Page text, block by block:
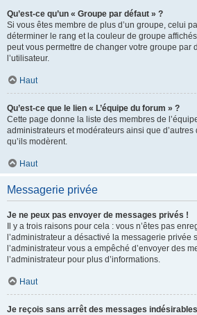
Qu’est-ce qu’un « Groupe par défaut » ?
Si vous êtes membre de plus d’un groupe, celui
déterminer le rang et la couleur de groupe
peut vous permettre de changer votre groupe par
l’utilisateur.
Haut
Qu’est-ce que le lien « L’équipe du forum » ?
Cette page donne la liste des membres de
administrateurs et modérateurs ainsi que
qu’ils modèrent.
Haut
Messagerie privée
Je ne peux pas envoyer de messages privés !
Il y a trois raisons pour cela : vous n’êtes pas
l’administrateur a désactivé la messagerie privée
l’administrateur vous a empêché d’envoyer des
l’administrateur pour plus d’informations.
Haut
Je reçois sans arrêt des messages